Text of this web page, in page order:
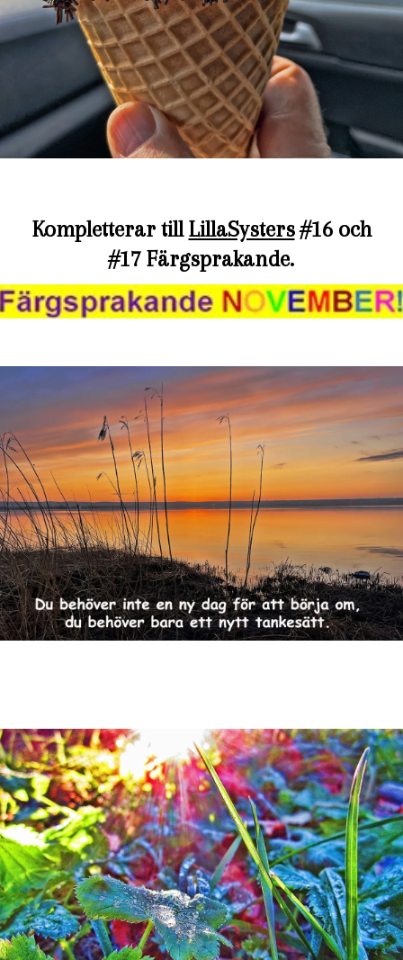
Kompletterar tillLillaSysters#16 och
#17 Färgsprakande.